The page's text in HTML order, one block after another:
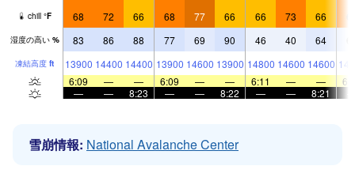
chill °F 68 72 66 68 77 66 66 73 66
湿度の高い % 83 86 88 77 69 90 46 40 64
凍結高度 ft 13900 14400 14400 13900 14600 13900 14800 14600 14600
6:09
— — 6:09 — — 6:11 — —
—
— 8:23 — — 8:22 — — 8:21
雪崩情報: National Avalanche Center